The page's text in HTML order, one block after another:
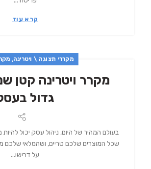
קרא עוד
מקררי תצוגה \ ויטרינה,
מקרר ויטרינה קטן
גדול
בעולם המהיר של היום, ניהול עסק יכול
שכל המוצרים שלכם טריים, ושהמלאי שלכם
על דרישו...